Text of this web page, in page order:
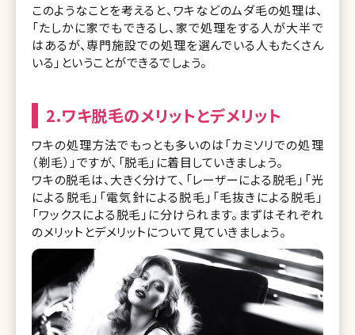
このようなことを考えると、ワキなどのムダ毛の処理は、
「たしかに家でもできるし、家で処理をする人が大半で
はあるが、専門施設での処理を選んでいる人もたくさん
いる」ということができるでしょう。
2.ワキ脱毛のメリットとデメリット
ワキの処理方法でもっとも多いのは「カミソリでの処理
（剃毛）」ですが、「脱毛」に着目していきましょう。
ワキの脱毛は、大きく分けて、「レーザーによる脱毛」「光
による脱毛」「電気針による脱毛」「毛抜きによる脱毛」
「ワックスによる脱毛」に分けられます。まずはそれぞれ
のメリットとデメリットについて見ていきましょう。